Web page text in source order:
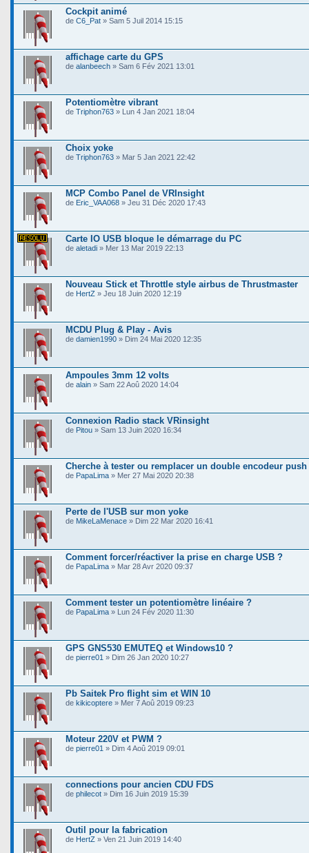
Cockpit animé
de C6_Pat » Sam 5 Juil 2014 15:15
affichage carte du GPS
de alanbeech » Sam 6 Fév 2021 13:01
Potentiomètre vibrant
de Triphon763 » Lun 4 Jan 2021 18:04
Choix yoke
de Triphon763 » Mar 5 Jan 2021 22:42
MCP Combo Panel de VRInsight
de Eric_VAA068 » Jeu 31 Déc 2020 17:43
Carte IO USB bloque le démarrage du PC
de aletadi » Mer 13 Mar 2019 22:13
Nouveau Stick et Throttle style airbus de Thrustmaster
de HertZ » Jeu 18 Juin 2020 12:19
MCDU Plug & Play - Avis
de damien1990 » Dim 24 Mai 2020 12:35
Ampoules 3mm 12 volts
de alain » Sam 22 Aoû 2020 14:04
Connexion Radio stack VRinsight
de Pitou » Sam 13 Juin 2020 16:34
Cherche à tester ou remplacer un double encodeur push
de PapaLima » Mer 27 Mai 2020 20:38
Perte de l'USB sur mon yoke
de MikeLaMenace » Dim 22 Mar 2020 16:41
Comment forcer/réactiver la prise en charge USB ?
de PapaLima » Mar 28 Avr 2020 09:37
Comment tester un potentiomètre linéaire ?
de PapaLima » Lun 24 Fév 2020 11:30
GPS GNS530 EMUTEQ et Windows10 ?
de pierre01 » Dim 26 Jan 2020 10:27
Pb Saitek Pro flight sim et WIN 10
de kikicoptere » Mer 7 Aoû 2019 09:23
Moteur 220V et PWM ?
de pierre01 » Dim 4 Aoû 2019 09:01
connections pour ancien CDU FDS
de philecot » Dim 16 Juin 2019 15:39
Outil pour la fabrication
de HertZ » Ven 21 Juin 2019 14:40